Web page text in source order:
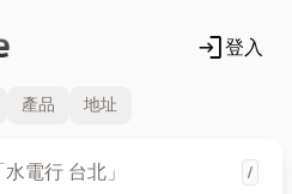
login登入
產品 地址
/